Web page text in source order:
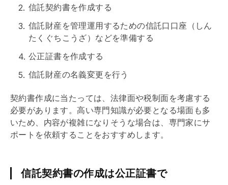
信託契約書を作成する
信託財産を管理運用するための信託口口座（しん
たくぐちこうざ）などを準備する
公正証書を作成する
信託財産の名義変更を行う
契約書作成に当たっては、法律面や税制面を考慮する
必要があります。高い専門知識が必要となる場面も多
いため、内容が複雑になりそうな場合は、専門家にサ
ポートを依頼することをおすすめします。
信託契約書の作成は公正証書で